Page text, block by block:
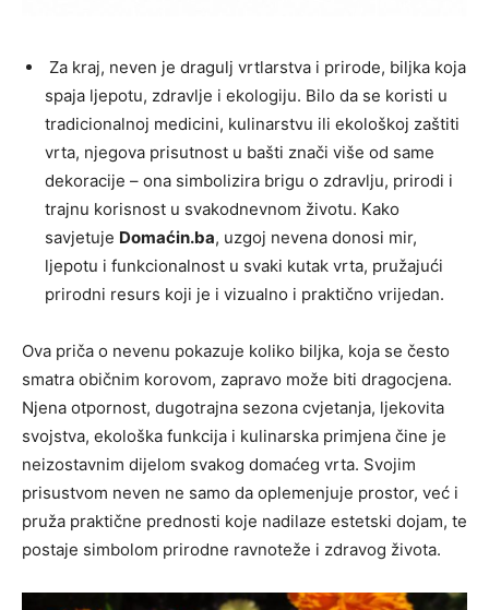
Za kraj, neven je dragulj vrtlarstva i prirode, biljka koja
spaja ljepotu, zdravlje i ekologiju. Bilo da se koristi u
tradicionalnoj medicini, kulinarstvu ili ekološkoj zaštiti
vrta, njegova prisutnost u bašti znači više od same
dekoracije – ona simbolizira brigu o zdravlju, prirodi i
trajnu korisnost u svakodnevnom životu. Kako
savjetuje Domaćin.ba, uzgoj nevena donosi mir,
ljepotu i funkcionalnost u svaki kutak vrta, pružajući
prirodni resurs koji je i vizualno i praktično vrijedan.
Ova priča o nevenu pokazuje koliko biljka, koja se često
smatra običnim korovom, zapravo može biti dragocjena.
Njena otpornost, dugotrajna sezona cvjetanja, ljekovita
svojstva, ekološka funkcija i kulinarska primjena čine je
neizostavnim dijelom svakog domaćeg vrta. Svojim
prisustvom neven ne samo da oplemenjuje prostor, već i
pruža praktične prednosti koje nadilaze estetski dojam, te
postaje simbolom prirodne ravnoteže i zdravog života.